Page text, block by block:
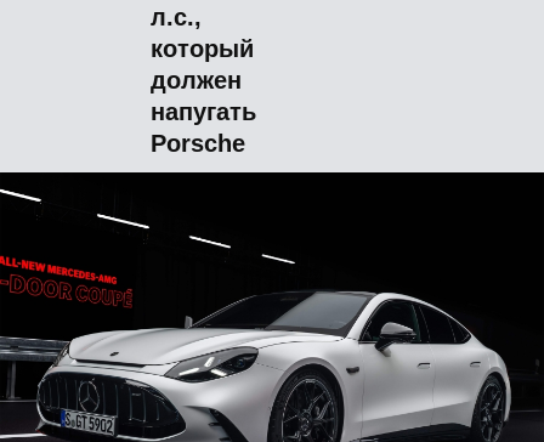
л.с.,
который
должен
напугать
Porsche